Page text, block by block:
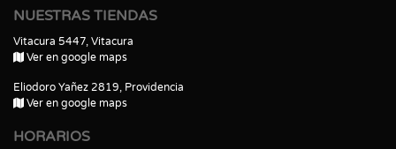
NUESTRAS TIENDAS
Vitacura 5447, Vitacura
Ver en google maps
Eliodoro Yañez 2819, Providencia
Ver en google maps
HORARIOS